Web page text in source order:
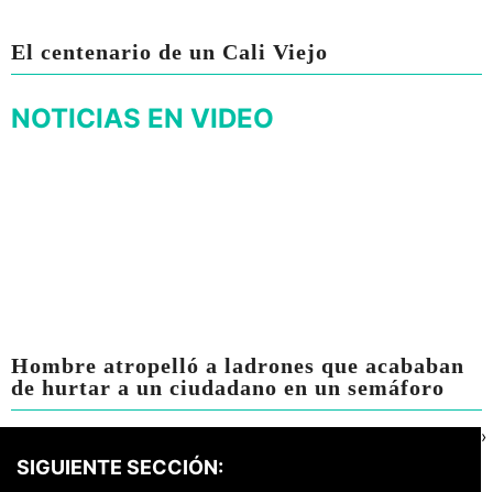
El centenario de un Cali Viejo
NOTICIAS EN VIDEO
Hombre atropelló a ladrones que acababan
de hurtar a un ciudadano en un semáforo
SIGUIENTE SECCIÓN:
›